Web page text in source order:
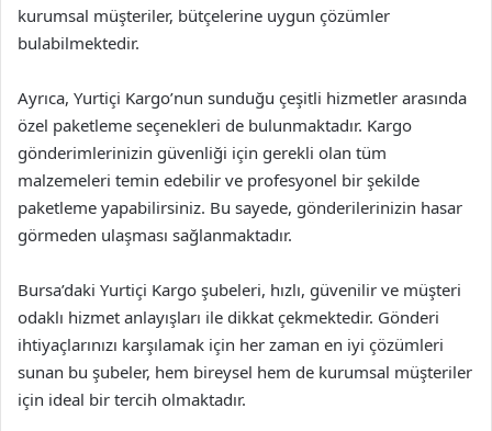
kurumsal müşteriler, bütçelerine uygun çözümler
bulabilmektedir.
Ayrıca, Yurtiçi Kargo’nun sunduğu çeşitli hizmetler arasında
özel paketleme seçenekleri de bulunmaktadır. Kargo
gönderimlerinizin güvenliği için gerekli olan tüm
malzemeleri temin edebilir ve profesyonel bir şekilde
paketleme yapabilirsiniz. Bu sayede, gönderilerinizin hasar
görmeden ulaşması sağlanmaktadır.
Bursa’daki Yurtiçi Kargo şubeleri, hızlı, güvenilir ve müşteri
odaklı hizmet anlayışları ile dikkat çekmektedir. Gönderi
ihtiyaçlarınızı karşılamak için her zaman en iyi çözümleri
sunan bu şubeler, hem bireysel hem de kurumsal müşteriler
için ideal bir tercih olmaktadır.